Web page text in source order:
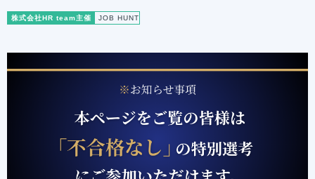
株式会社HR team主催 JOB HUNT